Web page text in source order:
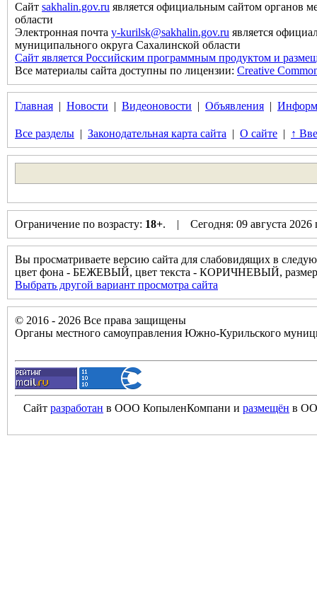
Сайт sakhalin.gov.ru является официальным сайтом органов
области
Электронная почта y-kurilsk@sakhalin.gov.ru является
муниципального округа Сахалинской области
Сайт является Российским программным продуктом и
Все материалы сайта доступны по лицензии: Creative
Главная | Новости | Видеоновости | Объявления |
Все разделы | Законодательная карта сайта | О сайте | ↑
Ограничение по возрасту: 18+. | Сегодня: 09 августа
Вы просматриваете версию сайта для слабовидящих в
цвет фона - БЕЖЕВЫЙ, цвет текста - КОРИЧНЕВЫЙ,
Выбрать другой вариант просмотра сайта
© 2016 - 2026 Все права защищены
Органы местного самоуправления Южно-Курильского
Сайт разработан в ООО КопыленКомпани и размещён в